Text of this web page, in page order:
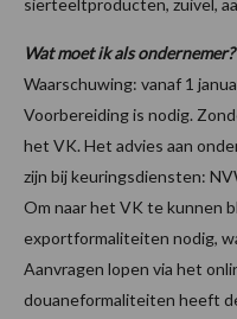
sierteeltproducten, zuivel,
Wat moet ik als ondernemer?
Waarschuwing: vanaf 1
Voorbereiding is nodig.
het VK. Het advies aan
zijn bij keuringsdiensten:
Om naar het VK te kunnen
exportformaliteiten nodig,
Aanvragen lopen via het
douaneformaliteiten heeft